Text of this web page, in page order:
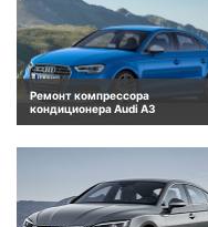
Ремонт компрессора
кондиционера Audi A3